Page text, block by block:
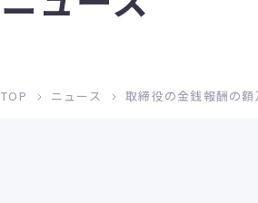
TOP ニュース 取締役の金銭報酬の